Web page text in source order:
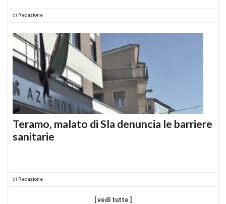
di Redazione
Teramo, malato di Sla denuncia le barriere
sanitarie
di Redazione
[ vedi tutte ]